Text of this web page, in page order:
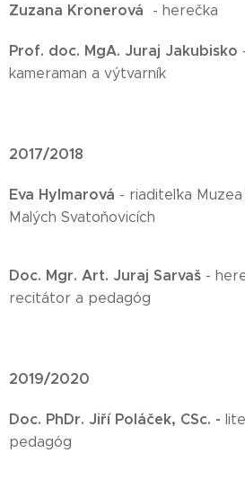
Zuzana Kronerová - herečka
Prof. doc. MgA. Juraj Jakubisko
kameraman a výtvarník
2017/2018
Eva Hylmarová - riaditeľka
Malých Svatoňovicích
Doc. Mgr. Art. Juraj Sarvaš -
recitátor a pedagóg
2019/2020
Doc. PhDr. Jiří Poláček, CSc. -
pedagóg